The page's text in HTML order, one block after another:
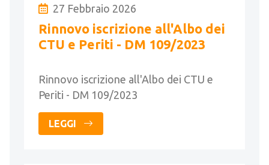
27 Febbraio 2026
Rinnovo iscrizione all'Albo dei
CTU e Periti - DM 109/2023
Rinnovo iscrizione all'Albo dei CTU e
Periti - DM 109/2023
LEGGI